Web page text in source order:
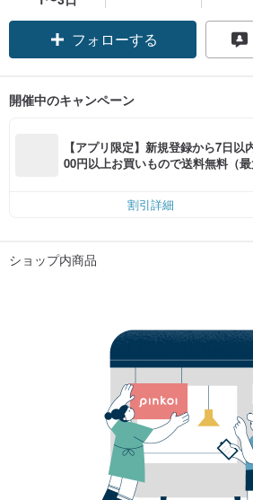
フォローする
開催中のキャンペーン
【アプリ限定】新規登録から7日以
00円以上お買いもので送料無料（最
割引詳細
ショップ内商品